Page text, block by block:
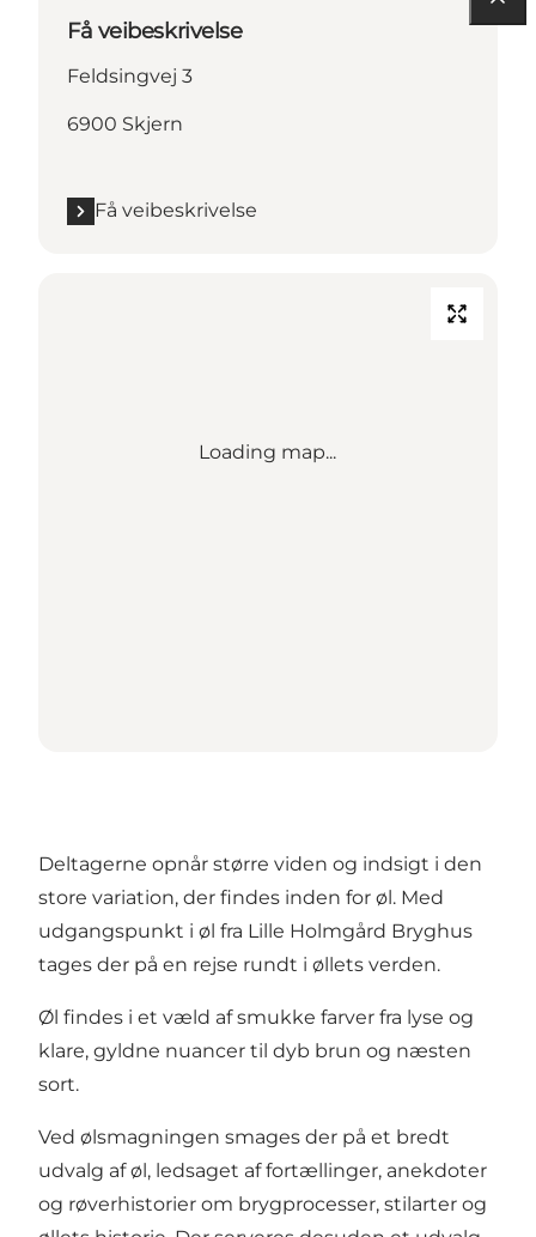
Få veibeskrivelse
Feldsingvej 3
6900 Skjern
Få veibeskrivelse
Loading map...
Deltagerne opnår større viden og indsigt i den
store variation, der findes inden for øl. Med
udgangspunkt i øl fra Lille Holmgård Bryghus
tages der på en rejse rundt i øllets verden.
Øl findes i et væld af smukke farver fra lyse og
klare, gyldne nuancer til dyb brun og næsten
sort.
Ved ølsmagningen smages der på et bredt
udvalg af øl, ledsaget af fortællinger, anekdoter
og røverhistorier om brygprocesser, stilarter og